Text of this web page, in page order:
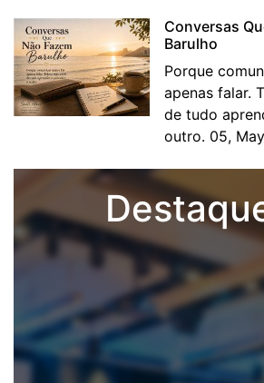
Conversas
Barulho
Porque
apenas falar.
de tudo
outro. 05,